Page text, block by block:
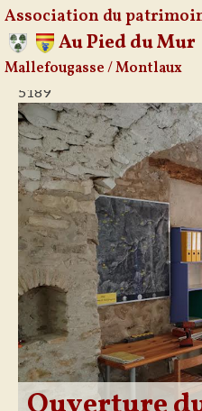
Aller
contenu
Association du
Au Pied du Mur
Mallefougasse / Montlaux
5189